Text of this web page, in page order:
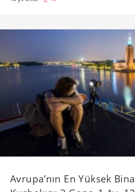
Avrupa’nın En Yüksek
Kuşbakışı: 2 Genç, 1 Ay,
Rus iki genç Avrupa’nın 12 şehrini
çıkıyor ve onlara sponsor olarak